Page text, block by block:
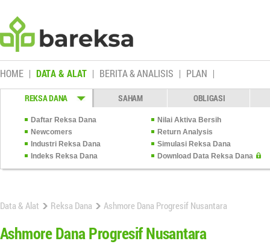
HOME DATA & ALAT BERITA & ANALISIS PLAN
REKSA DANA SAHAM OBLIGASI
Daftar Reksa Dana
Nilai Aktiva Bersih
Newcomers
Return Analysis
Industri Reksa Dana
Simulasi Reksa Dana
Indeks Reksa Dana
Download Data Reksa Dana
Data & Alat Reksa Dana Ashmore Dana Progresif Nusantara
Ashmore Dana Progresif Nusantara